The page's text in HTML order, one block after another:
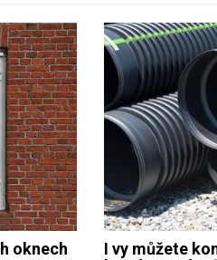
oknech
I vy můžete